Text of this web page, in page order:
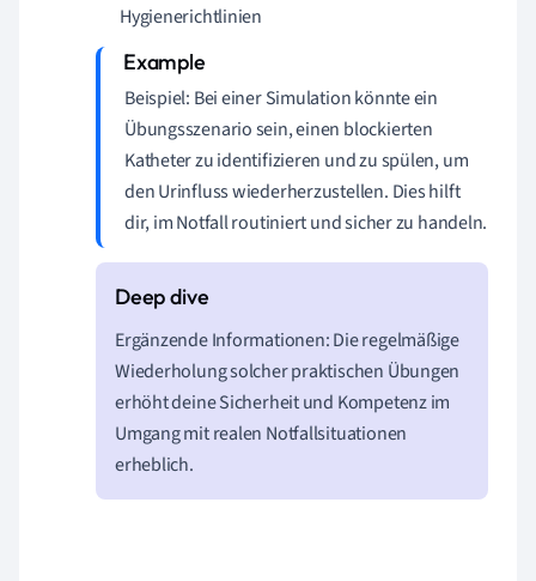
Hygienerichtlinien
Beispiel: Bei einer Simulation könnte ein
Übungsszenario sein, einen blockierten
Katheter zu identifizieren und zu spülen, um
den Urinfluss wiederherzustellen. Dies hilft
dir, im Notfall routiniert und sicher zu handeln.
Ergänzende Informationen: Die regelmäßige
Wiederholung solcher praktischen Übungen
erhöht deine Sicherheit und Kompetenz im
Umgang mit realen Notfallsituationen
erheblich.